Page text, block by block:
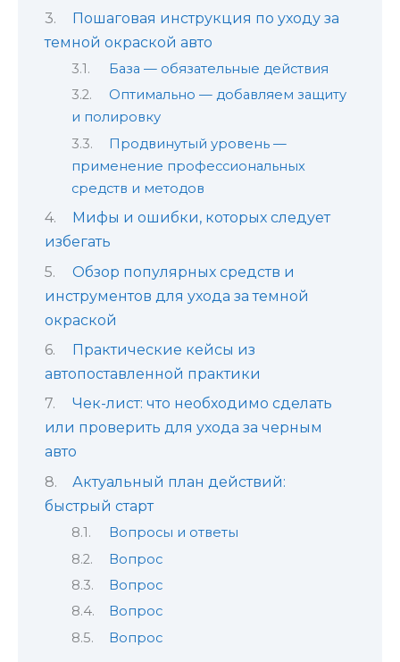
Пошаговая инструкция по уходу за
темной окраской авто
База — обязательные действия
Оптимально — добавляем защиту
и полировку
Продвинутый уровень —
применение профессиональных
средств и методов
Мифы и ошибки, которых следует
избегать
Обзор популярных средств и
инструментов для ухода за темной
окраской
Практические кейсы из
автопоставленной практики
Чек-лист: что необходимо сделать
или проверить для ухода за черным
авто
Актуальный план действий:
быстрый старт
Вопросы и ответы
Вопрос
Вопрос
Вопрос
Вопрос